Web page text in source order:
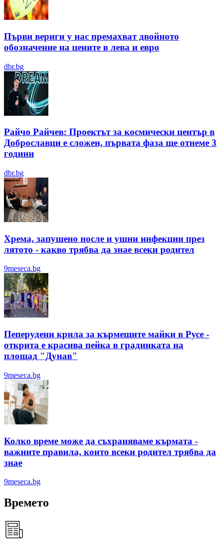
Първи вериги у нас премахват двойното
обозначение на цените в лева и евро
dbr.bg
Райчо Райчев: Проектът за космически център в
Доброславци е сложен, първата фаза ще отнеме 3
години
dbr.bg
Хрема, запушено носле и ушни инфекции през
лятотo - какво трябва да знае всеки родител
9meseca.bg
Пеперудени крила за кърмещите майки в Русе -
открита е красива пейка в градинката на
площад "Дунав"
9meseca.bg
Колко време може да съхраняваме кърмата -
важните правила, които всеки родител трябва да
знае
9meseca.bg
Времето